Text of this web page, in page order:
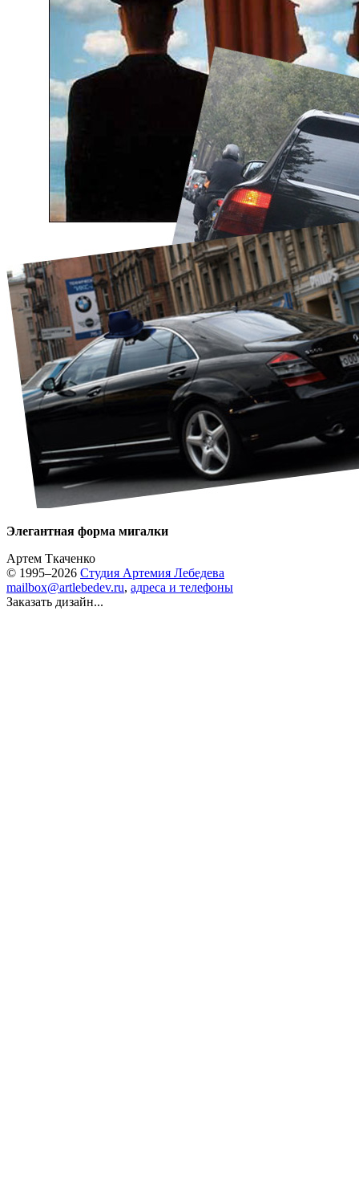
Элегантная форма мигалки
Артем Ткаченко
© 1995–2026 Студия Артемия Лебедева
mailbox@artlebedev.ru, адреса и телефоны
Заказать дизайн...